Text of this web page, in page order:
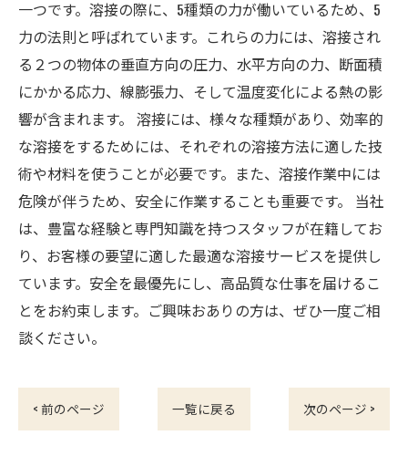
一つです。溶接の際に、5種類の力が働いているため、5
力の法則と呼ばれています。これらの力には、溶接され
る２つの物体の垂直方向の圧力、水平方向の力、断面積
にかかる応力、線膨張力、そして温度変化による熱の影
響が含まれます。 溶接には、様々な種類があり、効率的
な溶接をするためには、それぞれの溶接方法に適した技
術や材料を使うことが必要です。また、溶接作業中には
危険が伴うため、安全に作業することも重要です。 当社
は、豊富な経験と専門知識を持つスタッフが在籍してお
り、お客様の要望に適した最適な溶接サービスを提供し
ています。安全を最優先にし、高品質な仕事を届けるこ
とをお約束します。ご興味おありの方は、ぜひ一度ご相
談ください。
< 前のページ 一覧に戻る 次のページ >